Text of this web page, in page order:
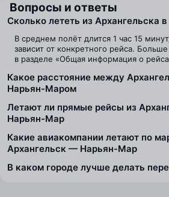
Вопросы и ответы
Сколько лететь из Архангельска
В среднем полёт длится 1 час 15
зависит от конкретного рейса.
в разделе «Общая информация о
Какое расстояние между
Нарьян-Маром
Летают ли прямые рейсы из
Нарьян-Мар
Какие авиакомпании летают по
Архангельск — Нарьян-Мар
В каком городе лучше делать